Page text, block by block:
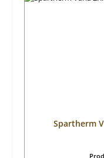
Spartherm